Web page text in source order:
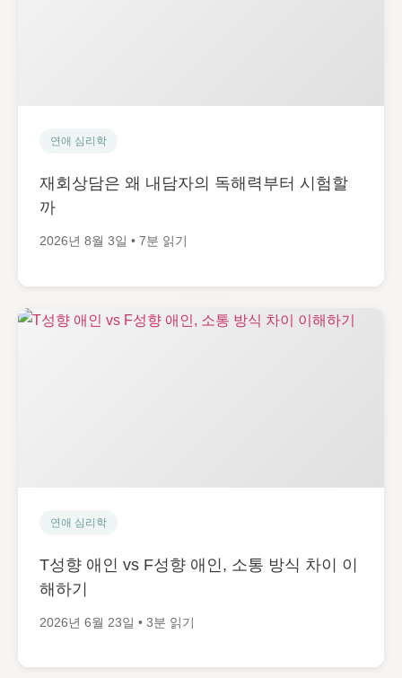
연애 심리학
재회상담은 왜 내담자의 독해력부터 시험할
까
2026년 8월 3일 • 7분 읽기
연애 심리학
T성향 애인 vs F성향 애인, 소통 방식 차이 이
해하기
2026년 6월 23일 • 3분 읽기